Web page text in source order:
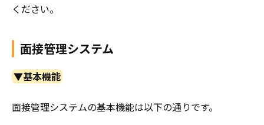
ください。
面接管理システム
▼基本機能
面接管理システムの基本機能は以下の通りです。